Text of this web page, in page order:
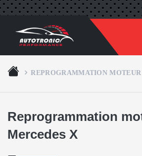
REPROGRAMMATION MOTEUR
Reprogrammation
Mercedes X